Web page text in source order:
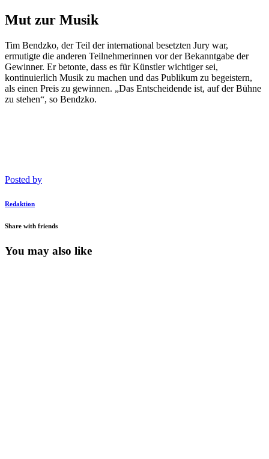
Mut zur Musik
Tim Bendzko, der Teil der international besetzten Jury war,
ermutigte die anderen Teilnehmerinnen vor der Bekanntgabe der
Gewinner. Er betonte, dass es für Künstler wichtiger sei,
kontinuierlich Musik zu machen und das Publikum zu begeistern,
als einen Preis zu gewinnen. „Das Entscheidende ist, auf der Bühne
zu stehen“, so Bendzko.
Posted by
Redaktion
Share with friends
You may also like